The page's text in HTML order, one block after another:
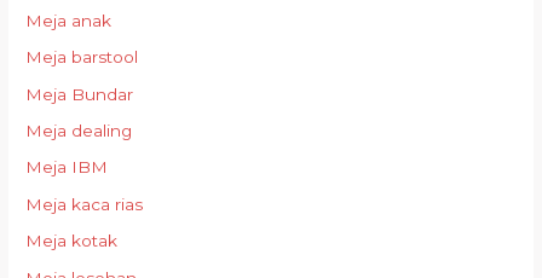
Meja anak
Meja barstool
Meja Bundar
Meja dealing
Meja IBM
Meja kaca rias
Meja kotak